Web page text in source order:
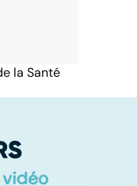
la Santé